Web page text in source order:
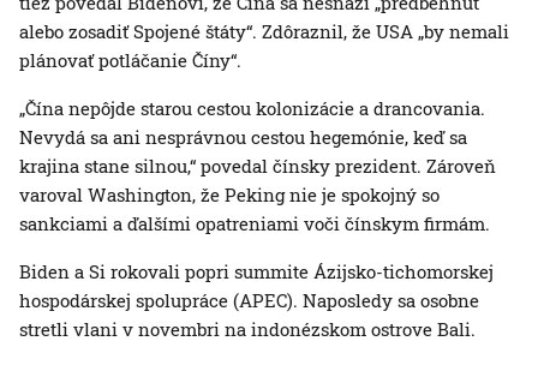
alebo zosadiť Spojené štáty“. Zdôraznil, že USA „by nemali
plánovať potláčanie Číny“.
„Čína nepôjde starou cestou kolonizácie a drancovania.
Nevydá sa ani nesprávnou cestou hegemónie, keď sa
krajina stane silnou,“ povedal čínsky prezident. Zároveň
varoval Washington, že Peking nie je spokojný so
sankciami a ďalšími opatreniami voči čínskym firmám.
Biden a Si rokovali popri summite Ázijsko-tichomorskej
hospodárskej spolupráce (APEC). Naposledy sa osobne
stretli vlani v novembri na indonézskom ostrove Bali.